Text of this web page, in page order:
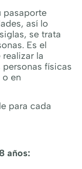
pasaporte
así lo
se trata
Es el
la
físicas
en
para cada
años: